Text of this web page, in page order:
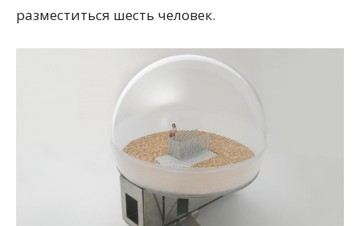
разместиться шесть человек.